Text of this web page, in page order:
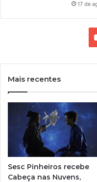
17 de
Mais recentes
Sesc Pinheiros recebe
Cabeça nas Nuvens,